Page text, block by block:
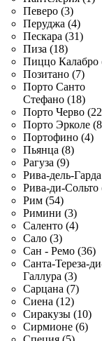
Певеро (3)
Перуджа (4)
Пескара (31)
Пиза (18)
Пиццо Калабро
Позитано (7)
Порто Санто
Стефано (18)
Порто Черво
Порто Эрколе
Портофино (4)
Пьянца (8)
Рагуза (9)
Рива-дель-
Рива-ди-Сольто
Рим (54)
Римини (3)
Саленто (4)
Сало (3)
Сан - Ремо (36)
Санта-Тереза-
Галлура (3)
Сарцана (7)
Сиена (12)
Сиракузы (10)
Сирмионе (6)